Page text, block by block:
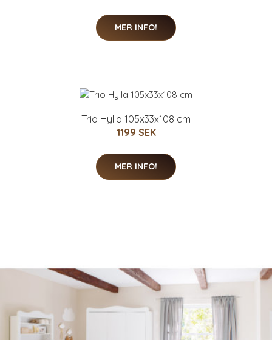
MER INFO!
Trio Hylla 105x33x108 cm
1199 SEK
MER INFO!